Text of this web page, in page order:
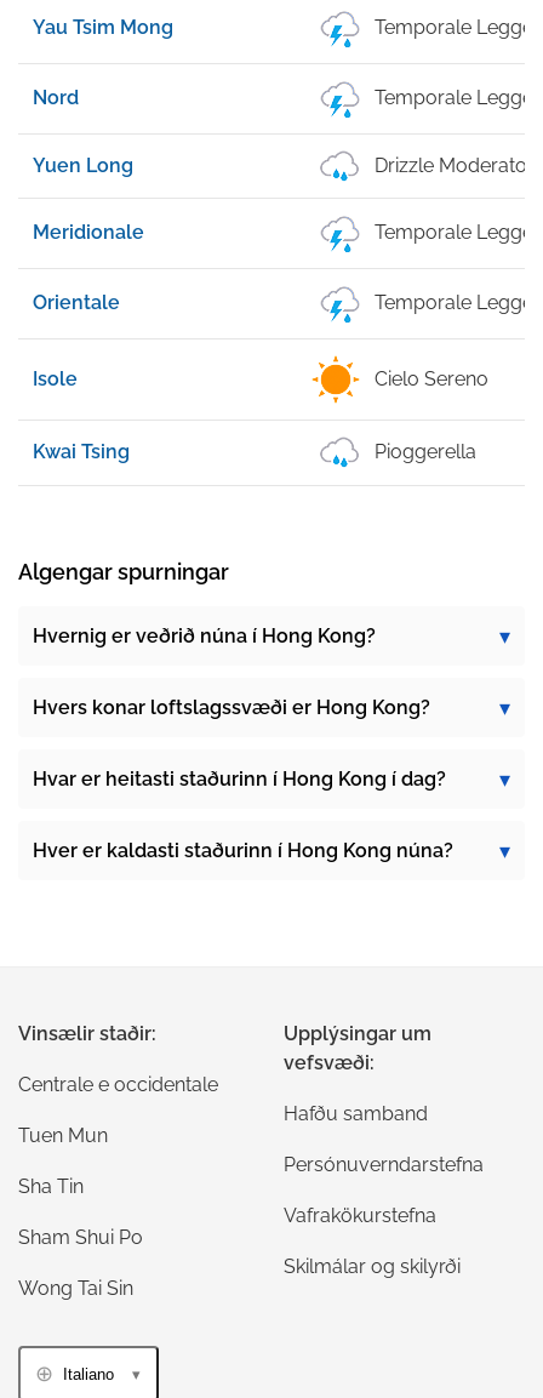
Yau Tsim Mong Temporale
Nord Temporale
Yuen Long Drizzle Moderato
Meridionale Temporale
Orientale Temporale
Isole Cielo Sereno
Kwai Tsing Pioggerella
Algengar spurningar
Hvernig er veðrið núna í Hong Kong?
Hvers konar loftslagssvæði er Hong Kong?
Hvar er heitasti staðurinn í Hong Kong í dag?
Hver er kaldasti staðurinn í Hong Kong núna?
Vinsælir staðir:
Centrale e occidentale
Tuen Mun
Sha Tin
Sham Shui Po
Wong Tai Sin
Upplýsingar um
vefsvæði:
Hafðu samband
Persónuverndarstefna
Vafrakökurstefna
Skilmálar og skilyrði
Italiano